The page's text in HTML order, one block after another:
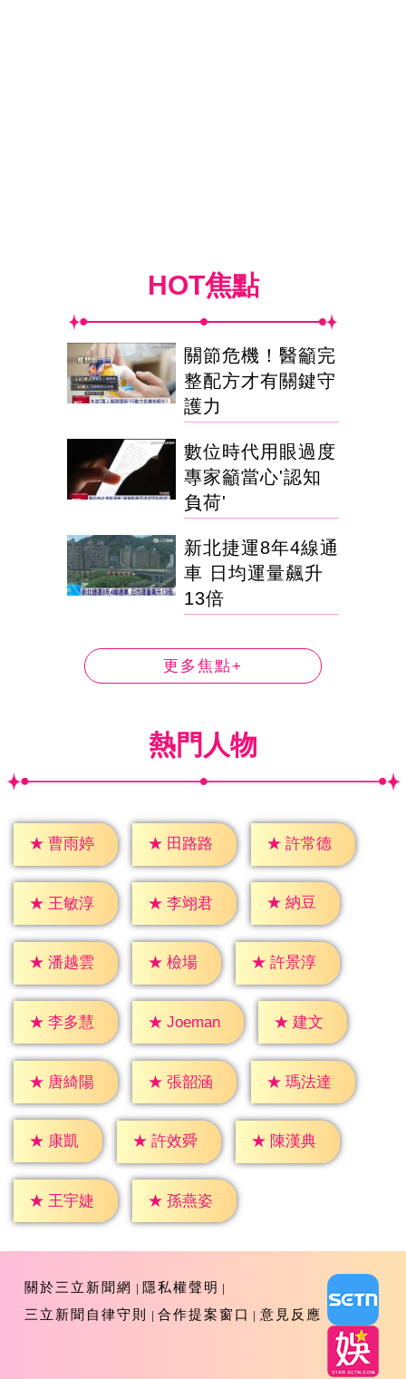
HOT焦點
關節危機！醫籲完
整配方才有關鍵守
護力
數位時代用眼過度
專家籲當心'認知
負荷'
新北捷運8年4線通
車 日均運量飆升
13倍
更多焦點+
熱門人物
★ 曹雨婷 ★ 田路路 ★ 許常德
★ 王敏淳 ★ 李翊君 ★ 納豆
★ 潘越雲 ★ 檢場 ★ 許景淳
★ 李多慧 ★ Joeman ★ 建文
★ 唐綺陽 ★ 張韶涵 ★ 瑪法達
★ 康凱 ★ 許效舜 ★ 陳漢典
★ 王宇婕 ★ 孫燕姿
關於三立新聞網
隱私權聲明
三立新聞自律守則
合作提案窗口 意見反應